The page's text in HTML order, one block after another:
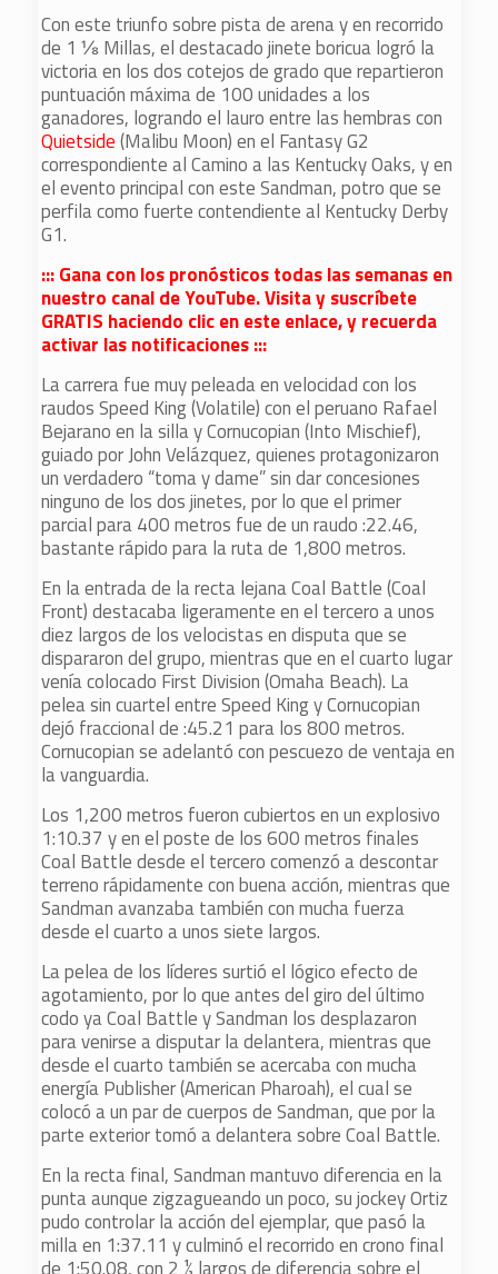
Con este triunfo sobre pista de arena y en recorrido
de 1 ⅛ Millas, el destacado jinete boricua logró la
victoria en los dos cotejos de grado que repartieron
puntuación máxima de 100 unidades a los
ganadores, logrando el lauro entre las hembras con
Quietside(Malibu Moon) en el Fantasy G2
correspondiente al Camino a las Kentucky Oaks, y en
el evento principal con este Sandman, potro que se
perfila como fuerte contendiente al Kentucky Derby
G1.
::: Gana con los pronósticos todas las semanas en
nuestro canal de YouTube. Visita y suscríbete
GRATIS haciendo clic en este enlace, y recuerda
activar las notificaciones :::
La carrera fue muy peleada en velocidad con los
raudos Speed King (Volatile) con el peruano Rafael
Bejarano en la silla y Cornucopian (Into Mischief),
guiado por John Velázquez, quienes protagonizaron
un verdadero “toma y dame” sin dar concesiones
ninguno de los dos jinetes, por lo que el primer
parcial para 400 metros fue de un raudo :22.46,
bastante rápido para la ruta de 1,800 metros.
En la entrada de la recta lejana Coal Battle (Coal
Front) destacaba ligeramente en el tercero a unos
diez largos de los velocistas en disputa que se
dispararon del grupo, mientras que en el cuarto lugar
venía colocado First Division (Omaha Beach). La
pelea sin cuartel entre Speed King y Cornucopian
dejó fraccional de :45.21 para los 800 metros.
Cornucopian se adelantó con pescuezo de ventaja en
la vanguardia.
Los 1,200 metros fueron cubiertos en un explosivo
1:10.37 y en el poste de los 600 metros finales
Coal Battle desde el tercero comenzó a descontar
terreno rápidamente con buena acción, mientras que
Sandman avanzaba también con mucha fuerza
desde el cuarto a unos siete largos.
La pelea de los líderes surtió el lógico efecto de
agotamiento, por lo que antes del giro del último
codo ya Coal Battle y Sandman los desplazaron
para venirse a disputar la delantera, mientras que
desde el cuarto también se acercaba con mucha
energía Publisher (American Pharoah), el cual se
colocó a un par de cuerpos de Sandman, que por la
parte exterior tomó a delantera sobre Coal Battle.
En la recta final, Sandman mantuvo diferencia en la
punta aunque zigzagueando un poco, su jockey Ortiz
pudo controlar la acción del ejemplar, que pasó la
milla en 1:37.11 y culminó el recorrido en crono final